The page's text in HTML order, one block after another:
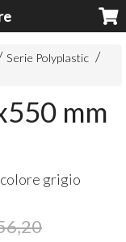
Serie Polyplastic
mm
grigio